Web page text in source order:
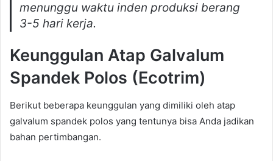
menunggu waktu inden produksi berang
3-5 hari kerja.
Keunggulan Atap Galvalum
Spandek Polos (Ecotrim)
Berikut beberapa keunggulan yang dimiliki oleh atap
galvalum spandek polos yang tentunya bisa Anda jadikan
bahan pertimbangan.